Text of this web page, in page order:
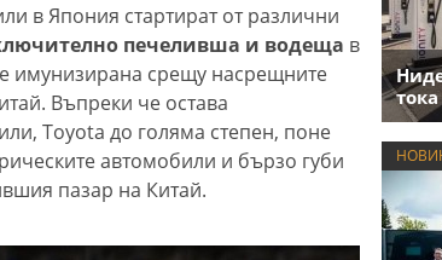
в Япония стартират от различни
печеливша и водеща в
имунизирана срещу насрещните
Въпреки че остава
Toyota до голяма степен, поне
автомобили и бързо губи
пазар на Китай.